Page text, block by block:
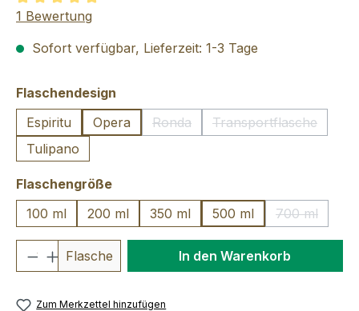
Durchschnittliche Bewertung von 5 von 5 Sternen
1 Bewertung
Sofort verfügbar, Lieferzeit: 1-3 Tage
Flaschendesign
Espiritu
Opera Ronda
(Diese Option ist zurzeit nicht
Transportflasche
(Diese Option ist
Tulipano
Flaschengrößeauswählen
100 ml
200 ml 350 ml 500 ml 700 ml
(Diese
Produkt Anzahl: Gib den
Flasche In den Warenkorb
Zum Merkzettel hinzufügen